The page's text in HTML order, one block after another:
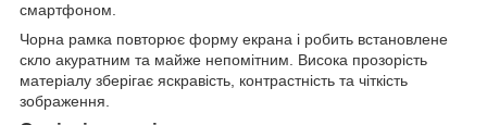
смартфоном.
Чорна рамка повторює форму екрана і робить встановлене
скло акуратним та майже непомітним. Висока прозорість
матеріалу зберігає яскравість, контрастність та чіткість
зображення.